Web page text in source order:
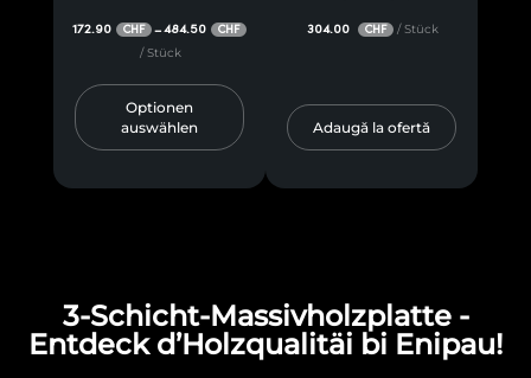
172.90 CHF –484.50 CHF
/ Stück
Optionen
auswählen
304.00 CHF / Stück
Adaugă la ofertă
3-Schicht-Massivholzplatte -
Entdeck d’Holzqualitäi bi Enipau!